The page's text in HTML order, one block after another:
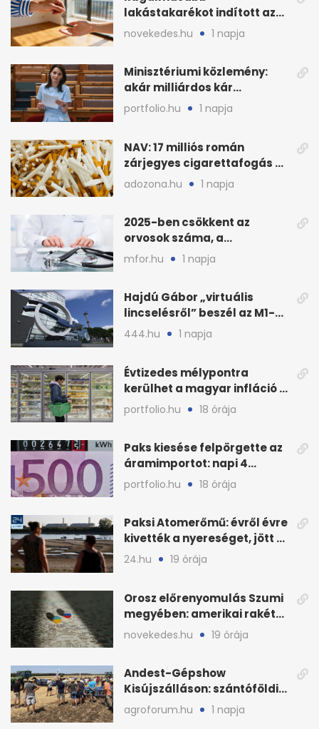
lakástakarékot indított az
OTP: két köztes kilépéssel
novekedes.hu 1 napja
Minisztériumi közlemény:
akár milliárdos kár
fenyegette Budapest fáit
portfolio.hu 1 napja
NAV: 17 milliós román
zárjegyes cigarettafogás az
M1-esen
adozona.hu 1 napja
2025-ben csökkent az
orvosok száma, a
háziorvosokra még több
mfor.hu 1 napja
Hajdú Gábor „virtuális
lincselésről” beszél az M1-
ből kirúgása után
444.hu 1 napja
Évtizedes mélypontra
kerülhet a magyar infláció a
KSH új adata szerint
portfolio.hu 18 órája
Paks kiesése felpörgette az
áramimportot: napi 4
milliárd forintos számla
portfolio.hu 18 órája
Paksi Atomerőmű: évről évre
kivették a nyereséget, jött a
baj
24.hu 19 órája
Orosz előrenyomulás Szumi
megyében: amerikai rakéták
is zsákmányként
novekedes.hu 19 órája
Andest-Gépshow
Kisújszálláson: szántóföldi
bemutató 2026. augusztus
12-én
agroforum.hu 1 napja